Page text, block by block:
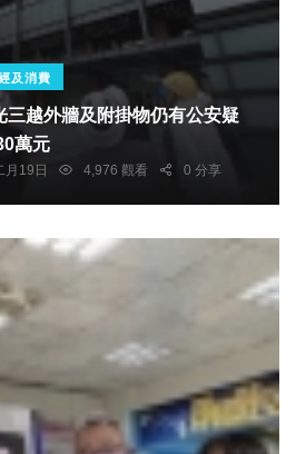
及消費
三越外牆及附掛物仍有公安疑
萬元
月19日 4,976 觀看 0 分享